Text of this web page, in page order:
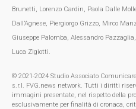
Brunetti, Lorenzo Cardin, Paola Dalle
Dall’Agnese, Piergiorgo Grizzo, Mirco
Giuseppe Palomba, Alessandro
Luca Zigiotti.
© 2021-2024 Studio Associato
s.r.l. FVG.news network. Tutti i diritti
immagini presentate, nel rispetto della
esclusivamente per finalità di cronaca,